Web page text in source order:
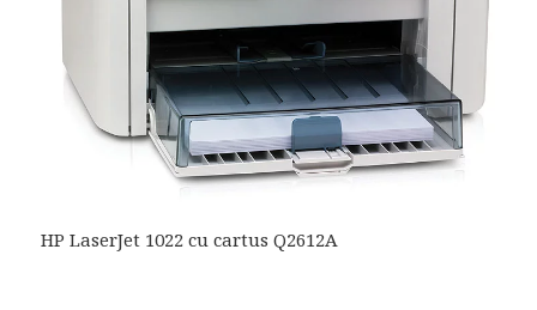
HP LaserJet 1022 cu cartus Q2612A